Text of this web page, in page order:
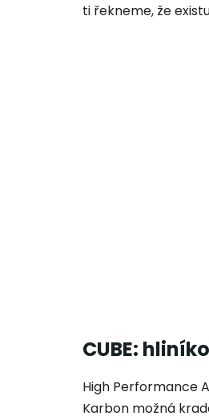
ti řekneme, že
CUBE:
High Performance
Karbon možná